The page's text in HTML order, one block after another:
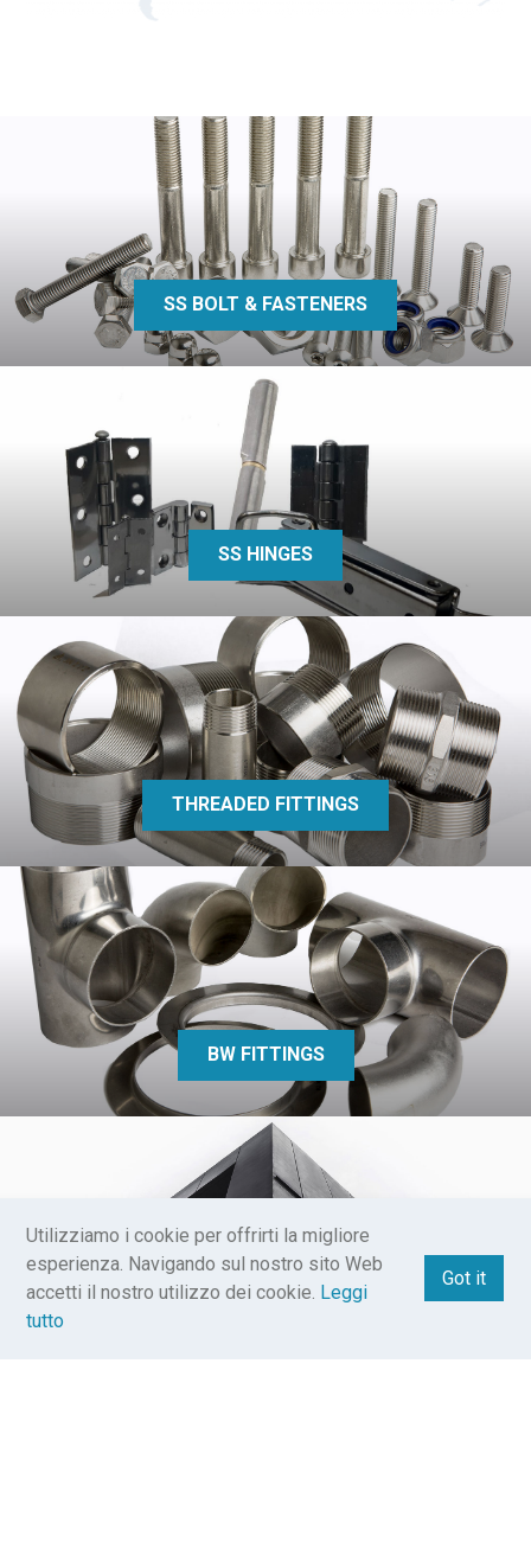
SS BOLT & FASTENERS
SS HINGES
THREADED FITTINGS
BW FITTINGS
ARCHITECTURAL
Utilizziamo i cookie per offrirti la migliore
esperienza. Navigando sul nostro sito Web
accetti il ​​nostro utilizzo dei cookie. Leggi
tutto
Got it